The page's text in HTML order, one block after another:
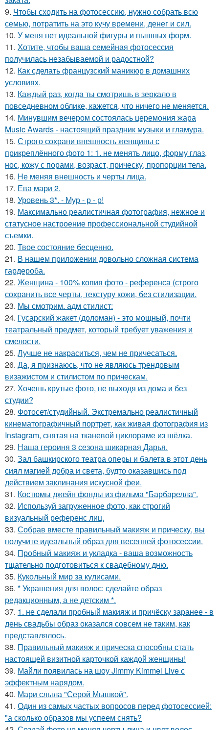
9. Чтобы сходить на фотосессию, нужно собрать всю
семью, потратить на это кучу времени, денег и сил.
10. У меня нет идеальной фигуры и пышных форм.
11. Хотите, чтобы ваша семейная фотосессия
получилась незабываемой и радостной?
12. Как сделать французский маникюр в домашних
условиях.
13. Каждый раз, когда ты смотришь в зеркало в
повседневном облике, кажется, что ничего не меняется.
14. Минувшим вечером состоялась церемония жара
Music Awards - настоящий праздник музыки и гламура.
15. Строго сохрани внешность женщины с
прикреплённого фото 1: 1. не менять лицо, форму глаз,
нос, кожу с порами, возраст, прическу, пропорции тела.
16. Не меняя внешность и черты лица.
17. Ева мари 2.
18. Уровень 3*. - Мур - р - р!
19. Максимально реалистичная фотография, нежное и
статусное настроение профессиональной студийной
съемки.
20. Твое состояние бесценно.
21. В нашем приложении довольно сложная система
гардероба.
22. Женщина - 100% копия фото - референса (строго
сохранить все черты, текстуру кожи, без стилизации.
23. Мы смотрим. адм стилист:
24. Гусарский жакет (доломан) - это мощный, почти
театральный предмет, который требует уважения и
смелости.
25. Лучше не накраситься, чем не причесаться.
26. Да, я признаюсь, что не являюсь трендовым
визажистом и стилистом по прическам.
27. Хочешь крутые фото, не выходя из дома и без
студии?
28. Фотосет/студийный. Экстремально реалистичный
кинематографичный портрет, как живая фотография из
Instagram, снятая на тканевой циклораме из шёлка.
29. Наша героиня 3 сезона шикарная Дарья.
30. Зал башкирского театра оперы и балета в этот день
сиял магией добра и света, будто оказавшись под
действием заклинания искусной феи.
31. Костюмы джейн фонды из фильма "Барбарелла".
32. Используй загруженное фото, как строгий
визуальный референс лиц.
33. Собрав вместе правильный макияж и прическу, вы
получите идеальный образ для весенней фотосессии.
34. Пробный макияж и укладка - ваша возможность
тщательно подготовиться к свадебному дню.
35. Кукольный мир за кулисами.
36. * Украшения для волос: сделайте образ
редакционным, а не детским *.
37. 1. не сделали пробный макияж и причёску заранее - в
день свадьбы образ оказался совсем не таким, как
представлялось.
38. Правильный макияж и прическа способны стать
настоящей визитной карточкой каждой женщины!
39. Майли появилась на шоу Jimmy Kimmel Live с
эффектным нарядом.
40. Мари слыла "Серой Мышкой".
41. Один из самых частых вопросов перед фотосессией:
"а сколько образов мы успеем снять?